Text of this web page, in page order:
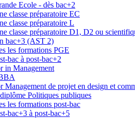
Ecole - dès bac+2
classe préparatoire EC
classe préparatoire L
classe préparatoire D1, D2 ou
bac+3 (AST 2)
les formations PGE
bac à post-bac+2
in Management
Management de projet en design et
Politiques publiques
les formations post-bac
bac+3 à post-bac+5